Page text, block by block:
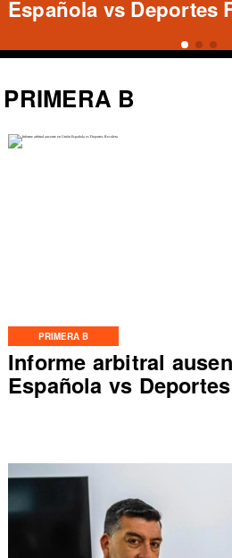
PRIMERA B
Informe arbitral
Española vs
¿Qué futuro le espera?
PRIMERA B